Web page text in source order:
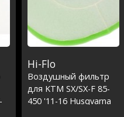
Hi-Flo
Воздушный фильтр
для KTM SX/SX-F 85-
450 '11-16 Husqvarna